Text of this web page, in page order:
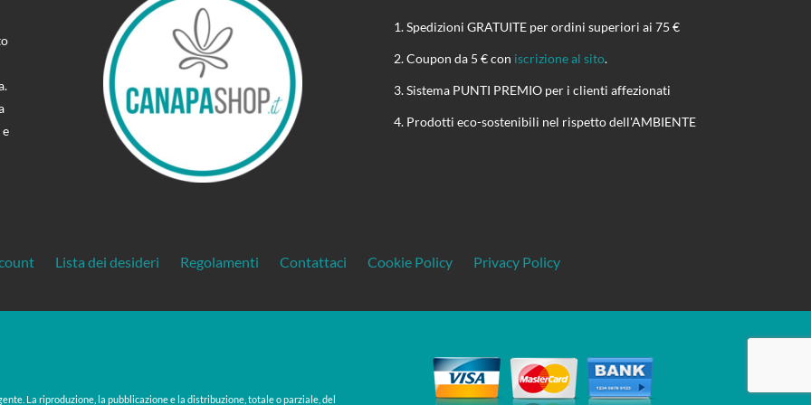
Spedizioni GRATUITE per ordini superiori ai 75 €
Coupon da 5 € con iscrizione al sito.
Sistema PUNTI PREMIO per i clienti affezionati
Prodotti eco-sostenibili nel rispetto dell'AMBIENTE
Lista dei desideri Regolamenti Contattaci Cookie Policy Privacy Policy
La riproduzione, la pubblicazione e la distribuzione, totale o parziale, del